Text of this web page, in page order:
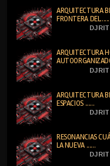
ARQUITECTURA
FRONTERA DEL......
ARQUITECTURA
ARQUITECTURA
ESPACIOS ......
RESONANCIAS
LA NUEVA ......